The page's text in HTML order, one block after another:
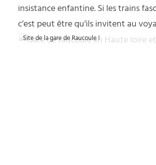
insistance enfantine. Si les trains
c’est peut être qu’ils invitent au
Site de la gare de Raucoule !